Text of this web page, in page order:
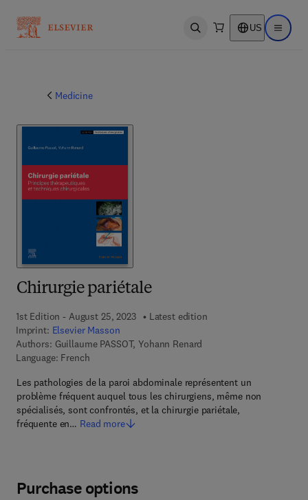
Open search US Open
Medicine
Chirurgie pariétale
1st Edition - August 25, 2023
Latest edition
Imprint: Elsevier Masson
Authors: Guillaume PASSOT, Yohann Renard
Language: French
Les pathologies de la paroi abdominale représentent un
problème fréquent auquel tous les chirurgiens, même non
spécialisés, sont confrontés, et la chirurgie pariétale,
fréquente en… Read more
Purchase options